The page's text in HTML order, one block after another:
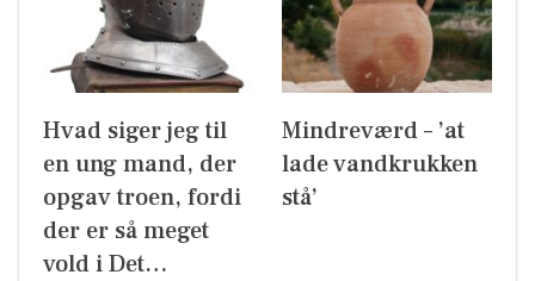
Hvad siger jeg til
en ung mand, der
opgav troen, fordi
der er så meget
vold i Det…
Mindreværd – ’at
lade vandkrukken
stå’